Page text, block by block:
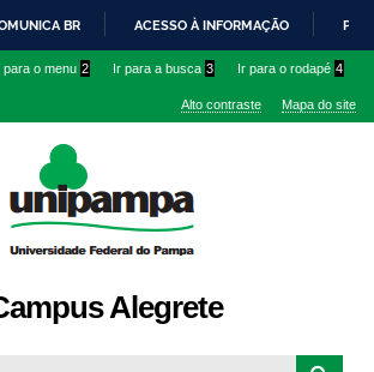
conteúdo
IR
O
BR ACESSO À INFORMAÇÃO
para o menu 2 Ir para a busca 3 Ir para o rodapé 4
Alto contraste Mapa do site
Alegrete